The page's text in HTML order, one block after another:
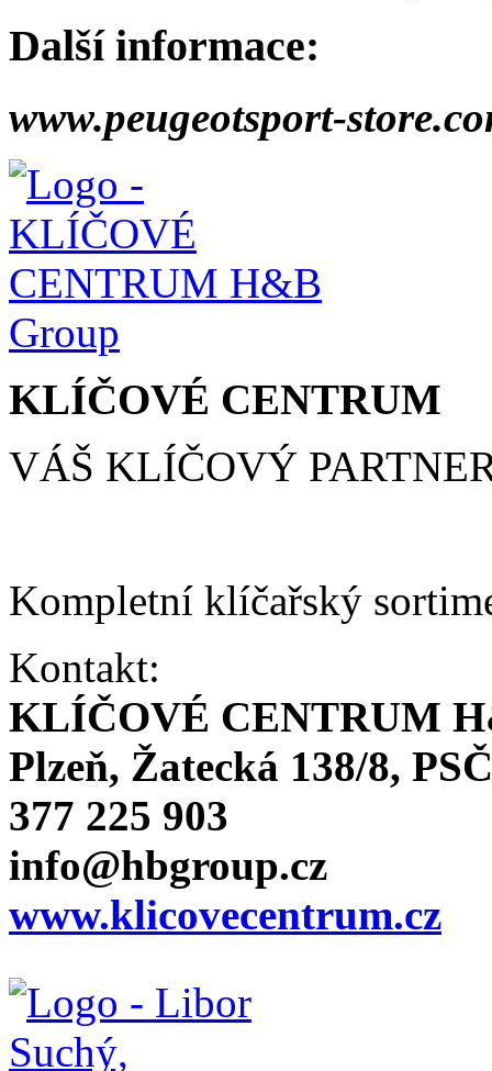
Další informace:
www.peugeotsport-
KLÍČOVÉ CENTRUM
VÁŠ KLÍČOVÝ
Kompletní klíčařský
Kontakt:
KLÍČOVÉ CENTRUM
Plzeň, Žatecká 138/8,
377 225 903
info@hbgroup.cz
www.klicovecentrum.cz